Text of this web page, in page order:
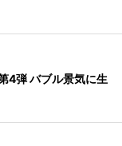
4弾 バブル景気に生